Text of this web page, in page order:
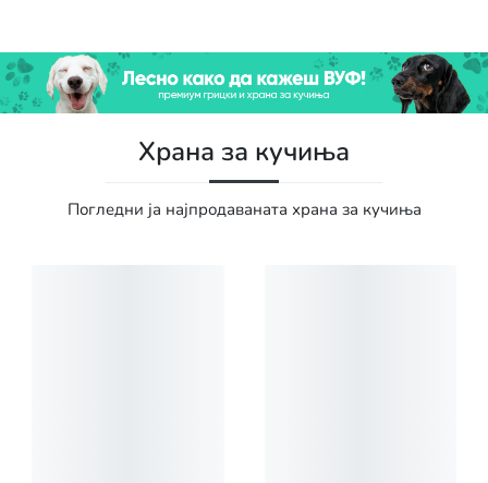
Храна за кучиња
Погледни ја најпродаваната храна за кучиња